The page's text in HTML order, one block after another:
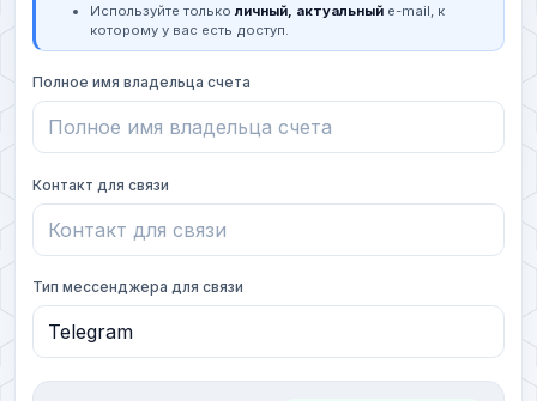
Используйте только личный, актуальный e-mail, к
которому у вас есть доступ.
Полное имя владельца счета
Контакт для связи
Тип мессенджера для связи